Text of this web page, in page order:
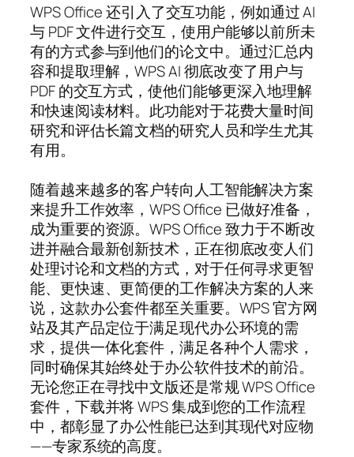
WPS Office 还引入了交互功能，例如通过 AI
与 PDF 文件进行交互，使用户能够以前所未
有的方式参与到他们的论文中。通过汇总内
容和提取理解，WPS AI 彻底改变了用户与
PDF 的交互方式，使他们能够更深入地理解
和快速阅读材料。此功能对于花费大量时间
研究和评估长篇文档的研究人员和学生尤其
有用。
随着越来越多的客户转向人工智能解决方案
来提升工作效率，WPS Office 已做好准备，
成为重要的资源。WPS Office 致力于不断改
进并融合最新创新技术，正在彻底改变人们
处理讨论和文档的方式，对于任何寻求更智
能、更快速、更简便的工作解决方案的人来
说，这款办公套件都至关重要。WPS 官方网
站及其产品定位于满足现代办公环境的需
求，提供一体化套件，满足各种个人需求，
同时确保其始终处于办公软件技术的前沿。
无论您正在寻找中文版还是常规 WPS Office
套件，下载并将 WPS 集成到您的工作流程
中，都彰显了办公性能已达到其现代对应物
——专家系统的高度。